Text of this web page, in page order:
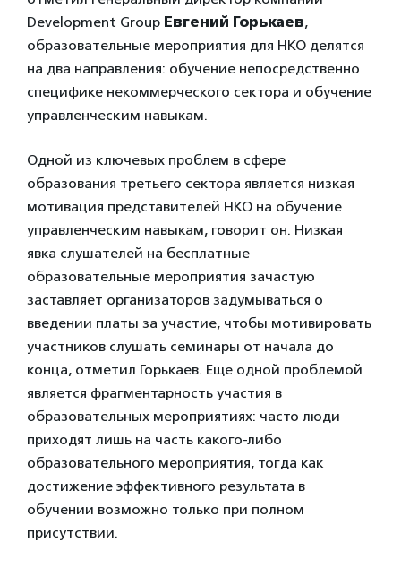
Development Group Евгений Горькаев,
образовательные мероприятия для НКО делятся
на два направления: обучение непосредственно
специфике некоммерческого сектора и обучение
управленческим навыкам.
Одной из ключевых проблем в сфере
образования третьего сектора является низкая
мотивация представителей НКО на обучение
управленческим навыкам, говорит он. Низкая
явка слушателей на бесплатные
образовательные мероприятия зачастую
заставляет организаторов задумываться о
введении платы за участие, чтобы мотивировать
участников слушать семинары от начала до
конца, отметил Горькаев. Еще одной проблемой
является фрагментарность участия в
образовательных мероприятиях: часто люди
приходят лишь на часть какого-либо
образовательного мероприятия, тогда как
достижение эффективного результата в
обучении возможно только при полном
присутствии.